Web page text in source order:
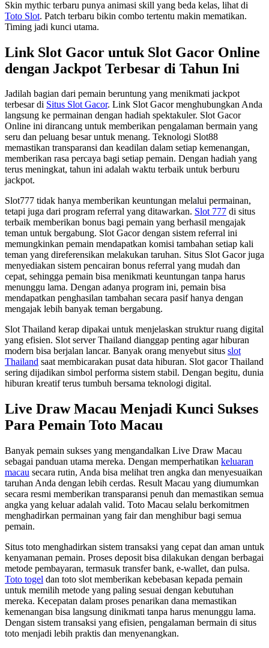
Skin mythic terbaru punya animasi skill yang beda kelas, lihat di
Toto Slot. Patch terbaru bikin combo tertentu makin mematikan.
Timing jadi kunci utama.
Link Slot Gacor untuk Slot Gacor Online
dengan Jackpot Terbesar di Tahun Ini
Jadilah bagian dari pemain beruntung yang menikmati jackpot
terbesar di Situs Slot Gacor. Link Slot Gacor menghubungkan Anda
langsung ke permainan dengan hadiah spektakuler. Slot Gacor
Online ini dirancang untuk memberikan pengalaman bermain yang
seru dan peluang besar untuk menang. Teknologi Slot88
memastikan transparansi dan keadilan dalam setiap kemenangan,
memberikan rasa percaya bagi setiap pemain. Dengan hadiah yang
terus meningkat, tahun ini adalah waktu terbaik untuk berburu
jackpot.
Slot777 tidak hanya memberikan keuntungan melalui permainan,
tetapi juga dari program referral yang ditawarkan. Slot 777 di situs
terbaik memberikan bonus bagi pemain yang berhasil mengajak
teman untuk bergabung. Slot Gacor dengan sistem referral ini
memungkinkan pemain mendapatkan komisi tambahan setiap kali
teman yang direferensikan melakukan taruhan. Situs Slot Gacor juga
menyediakan sistem pencairan bonus referral yang mudah dan
cepat, sehingga pemain bisa menikmati keuntungan tanpa harus
menunggu lama. Dengan adanya program ini, pemain bisa
mendapatkan penghasilan tambahan secara pasif hanya dengan
mengajak lebih banyak teman bergabung.
Slot Thailand kerap dipakai untuk menjelaskan struktur ruang digital
yang efisien. Slot server Thailand dianggap penting agar hiburan
modern bisa berjalan lancar. Banyak orang menyebut situs slot
Thailand saat membicarakan pusat data hiburan. Slot gacor Thailand
sering dijadikan simbol performa sistem stabil. Dengan begitu, dunia
hiburan kreatif terus tumbuh bersama teknologi digital.
Live Draw Macau Menjadi Kunci Sukses
Para Pemain Toto Macau
Banyak pemain sukses yang mengandalkan Live Draw Macau
sebagai panduan utama mereka. Dengan memperhatikan keluaran
macau secara rutin, Anda bisa melihat tren angka dan menyesuaikan
taruhan Anda dengan lebih cerdas. Result Macau yang diumumkan
secara resmi memberikan transparansi penuh dan memastikan semua
angka yang keluar adalah valid. Toto Macau selalu berkomitmen
menghadirkan permainan yang fair dan menghibur bagi semua
pemain.
Situs toto menghadirkan sistem transaksi yang cepat dan aman untuk
kenyamanan pemain. Proses deposit bisa dilakukan dengan berbagai
metode pembayaran, termasuk transfer bank, e-wallet, dan pulsa.
Toto togel dan toto slot memberikan kebebasan kepada pemain
untuk memilih metode yang paling sesuai dengan kebutuhan
mereka. Kecepatan dalam proses penarikan dana memastikan
kemenangan bisa langsung dinikmati tanpa harus menunggu lama.
Dengan sistem transaksi yang efisien, pengalaman bermain di situs
toto menjadi lebih praktis dan menyenangkan.